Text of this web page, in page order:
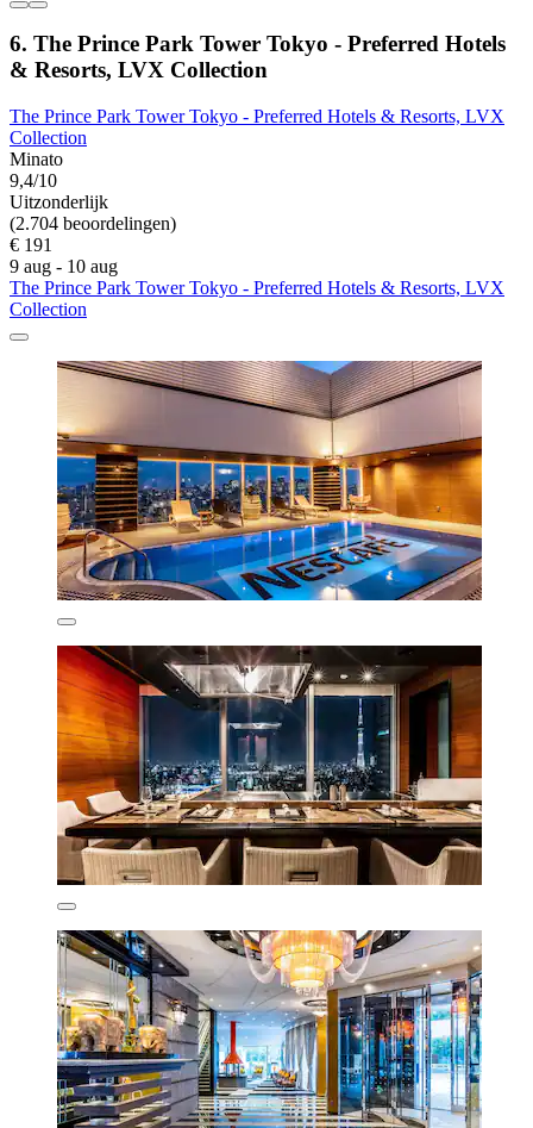
6. The Prince Park Tower Tokyo - Preferred Hotels
& Resorts, LVX Collection
The Prince Park Tower Tokyo - Preferred Hotels & Resorts, LVX
Collection
Minato
9,4/10
Uitzonderlijk
(2.704 beoordelingen)
€ 191
9 aug - 10 aug
The Prince Park Tower Tokyo - Preferred Hotels & Resorts, LVX
Collection